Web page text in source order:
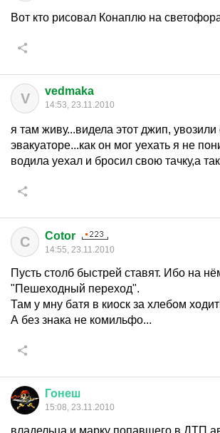
Вот кто рисовал Конаплю на
V vedmaka
14:53, 23.11.2010
я там живу...видела этот джип, увозили
эвакуаторе...как он мог уехать я не
водила уехал и бросил свою тачку,а
C Cotor
14:55, 23.11.2010
Пусть столб быстрей ставят. Ибо на
"Пешеходный переход".
Там у мну батя в киоск за хлебом
А без знака не комильфо...
Гонеш
15:08, 23.11.2010
владельца и марку попавшего в ДТП